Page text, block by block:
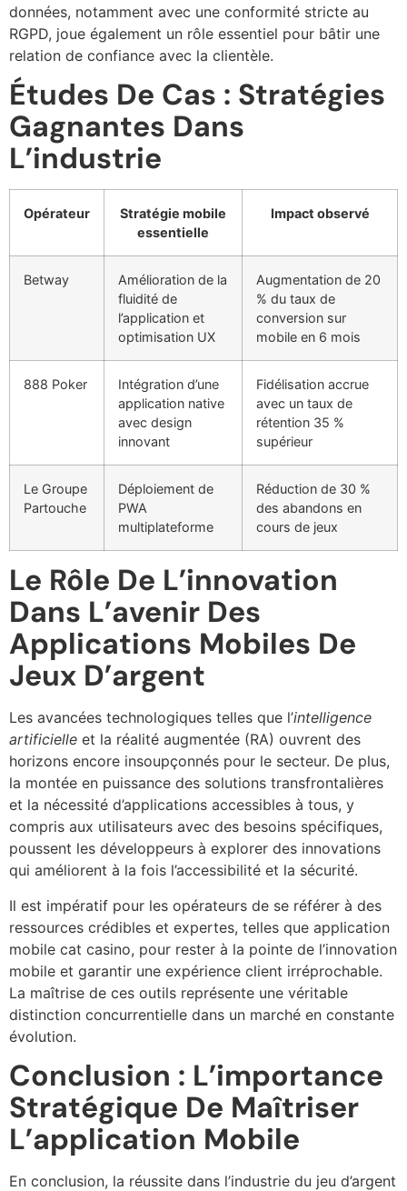
données, notamment avec une conformité stricte au
RGPD, joue également un rôle essentiel pour bâtir une
relation de confiance avec la clientèle.
Études De Cas : Stratégies
Gagnantes Dans
L’industrie
Opérateur
Stratégie mobile
essentielle
Impact observé
Betway
Amélioration de la
fluidité de
l’application et
optimisation UX
Augmentation de 20
% du taux de
conversion sur
mobile en 6 mois
888 Poker
Intégration d’une
application native
avec design
innovant
Fidélisation accrue
avec un taux de
rétention 35 %
supérieur
Le Groupe
Partouche
Déploiement de
PWA
multiplateforme
Réduction de 30 %
des abandons en
cours de jeux
Le Rôle De L’innovation
Dans L’avenir Des
Applications Mobiles De
Jeux D’argent
Les avancées technologiques telles que l’intelligence
artificielle et la réalité augmentée (RA) ouvrent des
horizons encore insoupçonnés pour le secteur. De plus,
la montée en puissance des solutions transfrontalières
et la nécessité d’applications accessibles à tous, y
compris aux utilisateurs avec des besoins spécifiques,
poussent les développeurs à explorer des innovations
qui améliorent à la fois l’accessibilité et la sécurité.
Il est impératif pour les opérateurs de se référer à des
ressources crédibles et expertes, telles que application
mobile cat casino, pour rester à la pointe de l’innovation
mobile et garantir une expérience client irréprochable.
La maîtrise de ces outils représente une véritable
distinction concurrentielle dans un marché en constante
évolution.
Conclusion : L’importance
Stratégique De Maîtriser
L’application Mobile
En conclusion, la réussite dans l’industrie du jeu d’argent